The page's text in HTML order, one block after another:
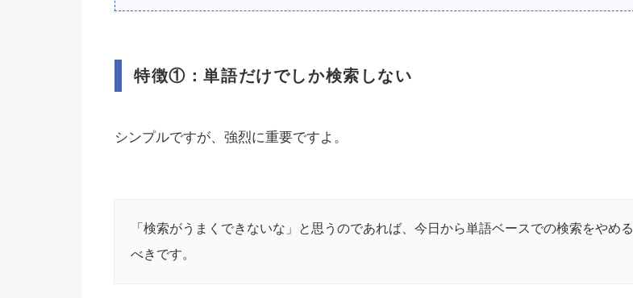
特徴①：単語だけでしか検索しない
シンプルですが、強烈に重要ですよ。
「検索がうまくできないな」と思うのであれば、今日から単語ベースでの検索をやめる
べきです。